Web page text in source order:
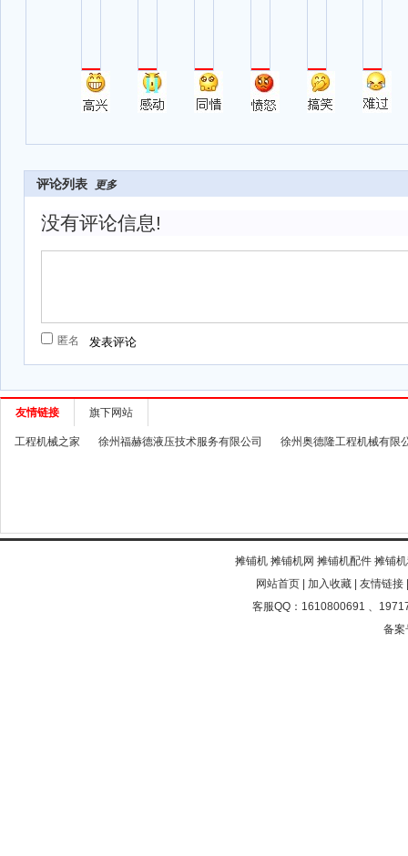
评论列表 更多
没有评论信息!
匿名
友情链接 旗下网站
工程机械之家 徐州福赫德液压技术服务有限公司 徐州奥德隆工程机械有限
摊铺机 摊铺机网 摊铺机配件 摊铺
网站首页
加入收藏 友情链接
客服QQ：1610800691 、
备案